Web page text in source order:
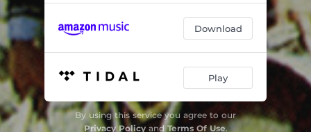
03:10
02:54
Estas por Demás 03:01
Río Huaycheño 03:22
Dos Años y Medio 02:18
Download
Play
By using this service you agree to our
Privacy PolicyandTerms Of Use.